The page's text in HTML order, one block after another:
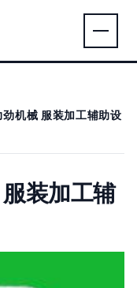
机械 服装加工辅助设
装加工辅